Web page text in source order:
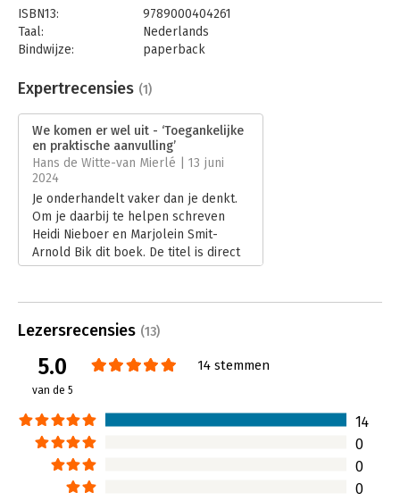
ISBN13:
9789000404261
Taal:
Nederlands
Bindwijze:
paperback
Uitgever:
Unieboek | Het Spectrum
Verschijningsdatum:
4-6-2026
Hoofdrubriek: Persoonlijke effectiviteit
Expertrecensies (1)
We komen er wel uit - ‘Toegankelijke
en praktische aanvulling’
Hans de Witte-van Mierlé | 13 juni
2024
Je onderhandelt vaker dan je denkt.
Om je daarbij te helpen schreven
Heidi Nieboer en Marjolein Smit-
Arnold Bik dit boek. De titel is direct
een zin om te onthouden: ‘We komen
onderhandelen van een
politieonderhandelaar.
Lezersrecensies (13)
5.0
van de 5
14 stemmen
14
0
0
0